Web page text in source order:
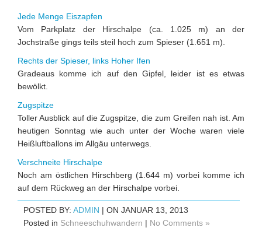
Jede Menge Eiszapfen
Vom Parkplatz der Hirschalpe (ca. 1.025 m) an der
Jochstraße gings teils steil hoch zum Spieser (1.651 m).
Rechts der Spieser, links Hoher Ifen
Gradeaus komme ich auf den Gipfel, leider ist es etwas
bewölkt.
Zugspitze
Toller Ausblick auf die Zugspitze, die zum Greifen nah ist. Am
heutigen Sonntag wie auch unter der Woche waren viele
Heißluftballons im Allgäu unterwegs.
Verschneite Hirschalpe
Noch am östlichen Hirschberg (1.644 m) vorbei komme ich
auf dem Rückweg an der Hirschalpe vorbei.
POSTED BY: ADMIN | ON JANUAR 13, 2013
Posted in Schneeschuhwandern | No Comments »